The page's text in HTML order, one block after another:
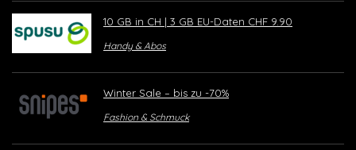
10 GB in CH | 3 GB EU-Daten CHF 9.90
Handy & Abos
Winter Sale – bis zu -70%
Fashion & Schmuck